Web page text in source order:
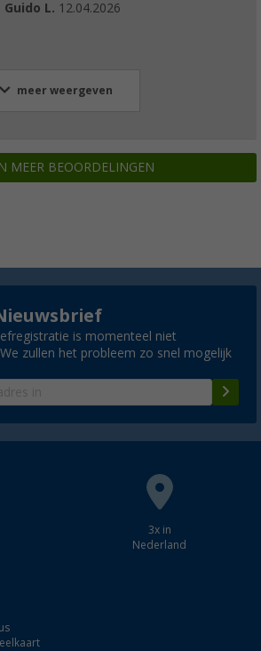
Guido L. 12.04.2026
meer weergeven
MEER BEOORDELINGEN
is momenteel niet
zullen het probleem zo snel mogelijk
3x in
Nederland